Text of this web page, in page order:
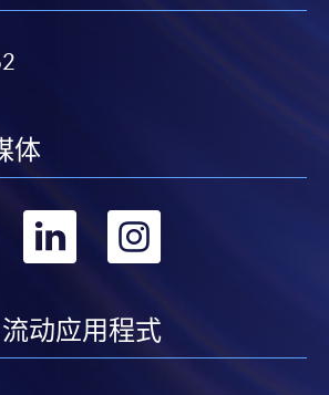
体
转
转
linkedin
流动应用程式